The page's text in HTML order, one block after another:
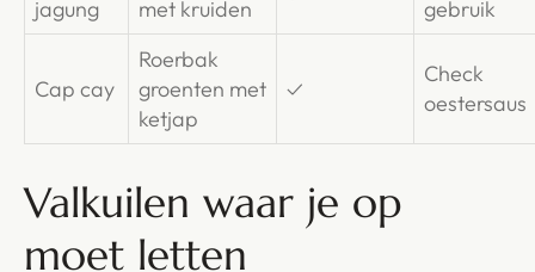
jagung
met kruiden
gebruik
Cap cay
Roerbak
groenten met
ketjap
✓
Check
oestersaus
Valkuilen waar je op
moet letten